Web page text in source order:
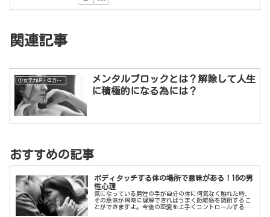
関連記事
①女子力UP・自分磨き
メンタルブロックとは？解除して人生
に積極的になる為には？
おすすめの記事
ボディタッチする体の場所で意味がある！16の男
性心理
気になっている男性の手が自分の体に何気なく触れた時、
その意味が瞬時に理解できればうまく距離感を調節するこ
とができますよ。今後の恋愛を上手くコントロールするた